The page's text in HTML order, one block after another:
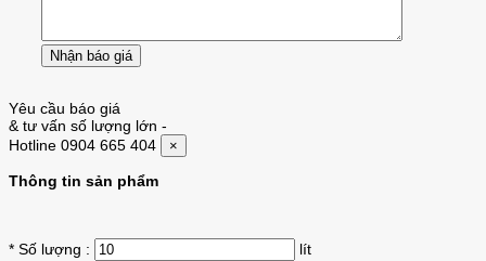
Yêu cầu báo giá
& tư vấn số lượng lớn -
Hotline 0904 665 404
×
Thông tin sản phẩm
* Số lượng : lít